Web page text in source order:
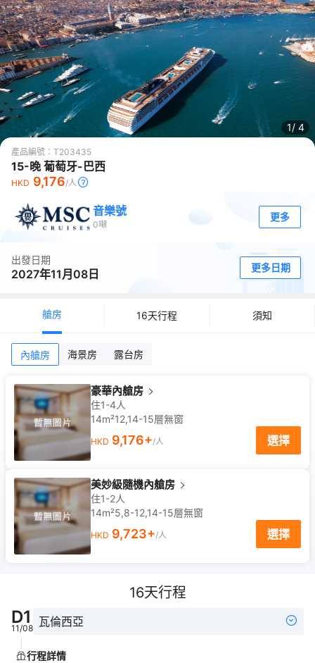
1/ 4
產品編號： T203435
15-晚 葡萄牙-巴西
HKD 9,176/人
音樂號
0噸
更多
出發日期
2027年11月08日 更多日期
艙房 16天行程 須知
內艙房 海景房 露台房
豪華內艙房
住1-4人
14m²12,14-15層無窗
HKD 9,176+/人 選擇
美妙級隨機內艙房
住1-2人
14m²5,8-12,14-15層無窗
HKD 9,723+/人 選擇
16天行程
D1
11/08 瓦倫西亞
行程詳情